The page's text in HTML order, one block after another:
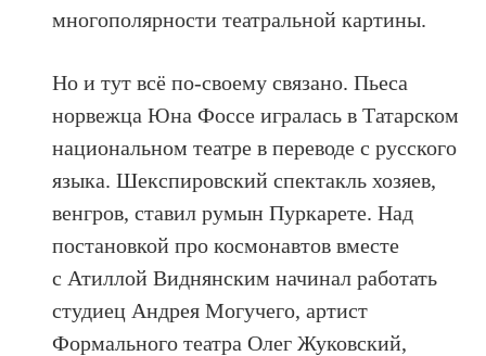
многополярности театральной картины.
Но и тут всё по-своему связано. Пьеса
норвежца Юна Фоссе игралась в Татарском
национальном театре в переводе с русского
языка. Шекспировский спектакль хозяев,
венгров, ставил румын Пуркарете. Над
постановкой про космонавтов вместе
с Атиллой Виднянским начинал работать
студиец Андрея Могучего, артист
Формального театра Олег Жуковский,